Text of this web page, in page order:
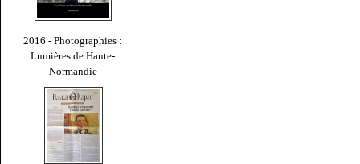
2016 - Photographies :
Lumières de Haute-
Normandie